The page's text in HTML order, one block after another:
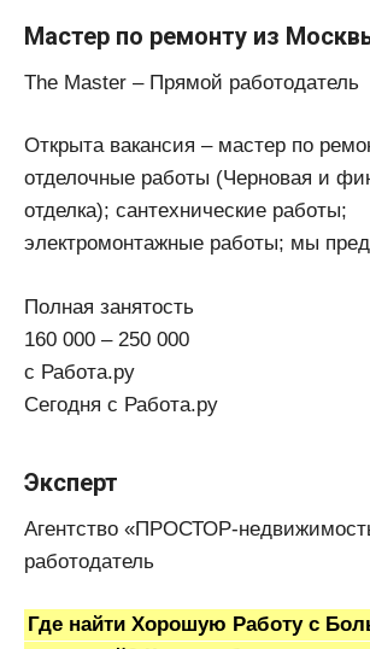
Мастер по ремонту из
The Master – Прямой работодатель
Открыта вакансия – мастер по
отделочные работы (Черновая и
отделка); сантехнические работы;
электромонтажные работы; мы
Полная занятость
160 000 – 250 000
с Работа.ру
Сегодня с Работа.ру
Эксперт
Агентство «ПРОСТОР-
работодатель
Где найти Хорошую Работу с